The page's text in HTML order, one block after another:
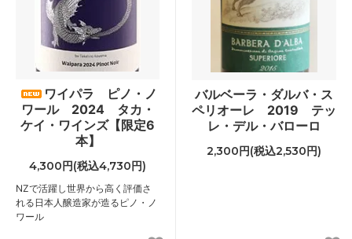
ワイパラ ピノ・ノ
ワール 2024 タカ・
ケイ・ワインズ【限定6
本】
4,300円(税込4,730円)
NZで活躍し世界から高く評価さ
れる日本人醸造家が造るピノ・ノ
ワール
バルベーラ・ダルバ・ス
ペリオーレ 2019 テッ
レ・デル・バローロ
2,300円(税込2,530円)